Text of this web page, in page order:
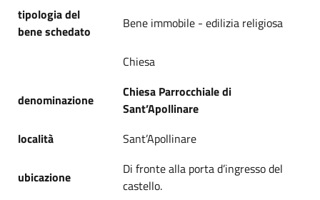
tipologia del
bene schedato
Bene immobile - edilizia religiosa
Chiesa
denominazione
Chiesa Parrocchiale di
Sant’Apollinare
località
Sant’Apollinare
ubicazione
Di fronte alla porta d’ingresso del
castello.